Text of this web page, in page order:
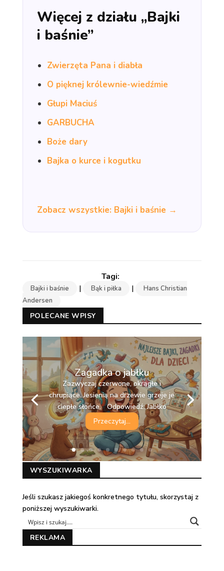
Więcej z działu „Bajki
i baśnie”
Zwierzęta Pana i diabła
O pięknej królewnie-wiedźmie
Głupi Maciuś
GARBUCHA
Boże dary
Bajka o kurce i kogutku
Zobacz wszystkie: Bajki i baśnie →
Bajki i baśnie | Bąk i piłka |
Hans Christian
Andersen
POLECANE WPISY
Zagadka o jabłku
Zazwyczaj czerwone, okrągłe i
chrupiące. Jesienią na drzewie grzeje je
ciepłe słońce. Odpowiedź: Jabłko
Przeczytaj...
Mocne korzenie w ziemi, a w górze
liściasta korona. Daje nam drewno i cień,
gdy latem słońce nas pokona.
Odpowiedź: Drzewo
WYSZUKIWARKA
Jeśli szukasz jakiegoś konkretnego tytułu, skorzystaj z
poniższej wyszukiwarki.
REKLAMA